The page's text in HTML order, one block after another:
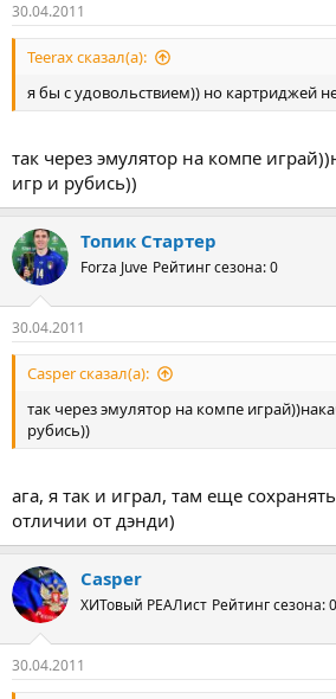
30.04.2011
Teerax сказал(а):
я бы с удовольствием)) но картриджей
так через эмулятор на компе
игр и рубись))
Топик Стартер
Forza Juve Рейтинг сезона: 0
30.04.2011
Casper сказал(а):
так через эмулятор на компе
рубись))
ага, я так и играл, там еще
отличии от дэнди)
Casper
ХИТовый РЕАЛист Рейтинг сезона: 0
30.04.2011